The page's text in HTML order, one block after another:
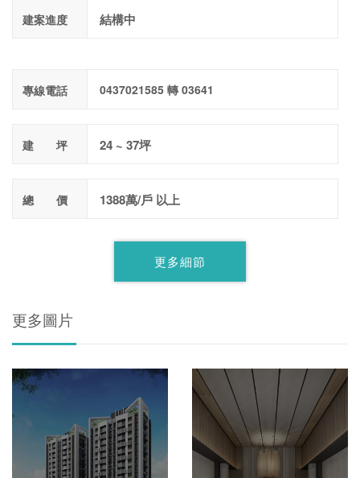
建案進度 結構中
專線電話 0437021585 轉 03641
建 坪 24 ~ 37坪
總 價 1388萬/戶 以上
更多細節
更多圖片